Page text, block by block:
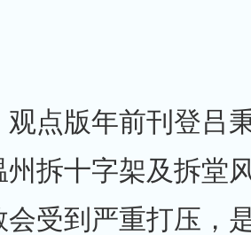
观点版年前刊登吕
州拆十字架及拆堂
会受到严重打压，